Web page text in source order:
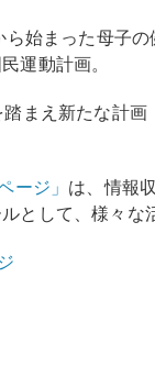
始まった母子の
運動計画。
まえ新たな計画
ージ」 は、情報
として、様々な